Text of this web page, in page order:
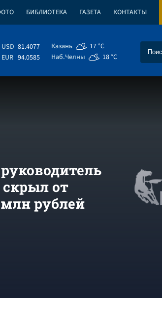
БИБЛИОТЕКА ГАЗЕТА КОНТАКТЫ
USD 81.4077
EUR 94.0585
Казань
17 °C
Наб.Челны
18 °C
от
рублей